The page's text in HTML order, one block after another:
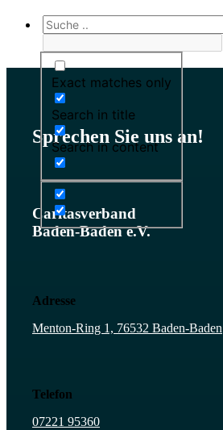
Exact matches only
Search in title
Search in content
Sprechen Sie uns an!
Caritasverband
Baden-Baden e.V.
Adresse
Menton-Ring 1, 76532 Baden-Baden
Telefon
07221 95360